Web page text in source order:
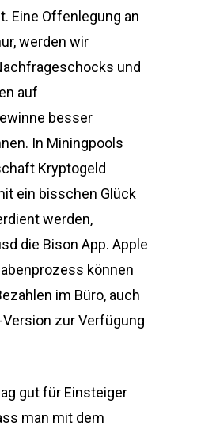
Eine Offenlegung an
werden wir
und
auf
besser
In Miningpools
Kryptogeld
ein bisschen Glück
werden,
die Bison App. Apple
können
im Büro, auch
zur Verfügung
gut für Einsteiger
man mit dem